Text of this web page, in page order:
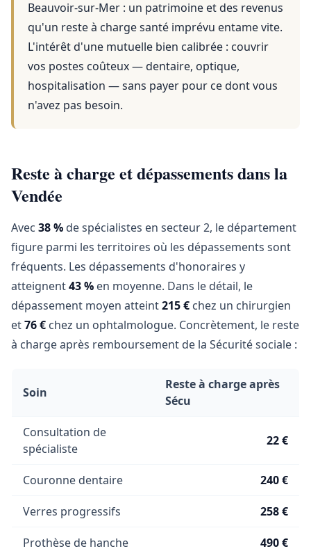
Beauvoir-sur-Mer : un patrimoine et des revenus
qu'un reste à charge santé imprévu entame vite.
L'intérêt d'une mutuelle bien calibrée : couvrir
vos postes coûteux — dentaire, optique,
hospitalisation — sans payer pour ce dont vous
n'avez pas besoin.
Reste à charge et dépassements dans la
Vendée
Avec 38 % de spécialistes en secteur 2, le département
figure parmi les territoires où les dépassements sont
fréquents. Les dépassements d'honoraires y
atteignent43 % en moyenne. Dans le détail, le
dépassement moyen atteint215 € chez un chirurgien
et76 € chez un ophtalmologue. Concrètement, le reste
à charge après remboursement de la Sécurité sociale :
Soin
Reste à charge après
Sécu
Consultation de
spécialiste
22 €
Couronne dentaire 240 €
Verres progressifs 258 €
Prothèse de hanche 490 €